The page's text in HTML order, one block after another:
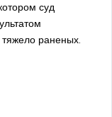
суд
раненых.